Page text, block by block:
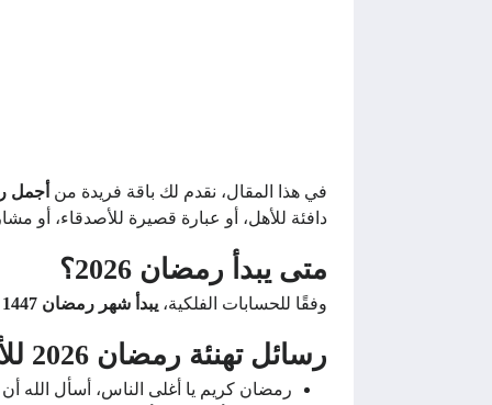
في هذا المقال، نقدم لك باقة فريدة من أجمل
دافئة للأهل، أو عبارة قصيرة للأصدقاء، أو
متى يبدأ رمضان 2026؟
وفقًا للحسابات الفلكية، يبدأ شهر رمضان 1447 هـ يوم الخميس 19 فبراير 2026
رسائل تهنئة رمضان 2026 للأهل والأقارب
رمضان كريم يا أغلى الناس، أسأل الله